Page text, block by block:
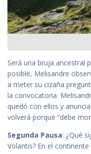
Será una bruja ancestral
posible, Melisandre
a meter su cizaña
la convocatoria.
quedó con ellos y
volverá porque “debe
Segunda Pausa: ¿Qué
Volantis? En el